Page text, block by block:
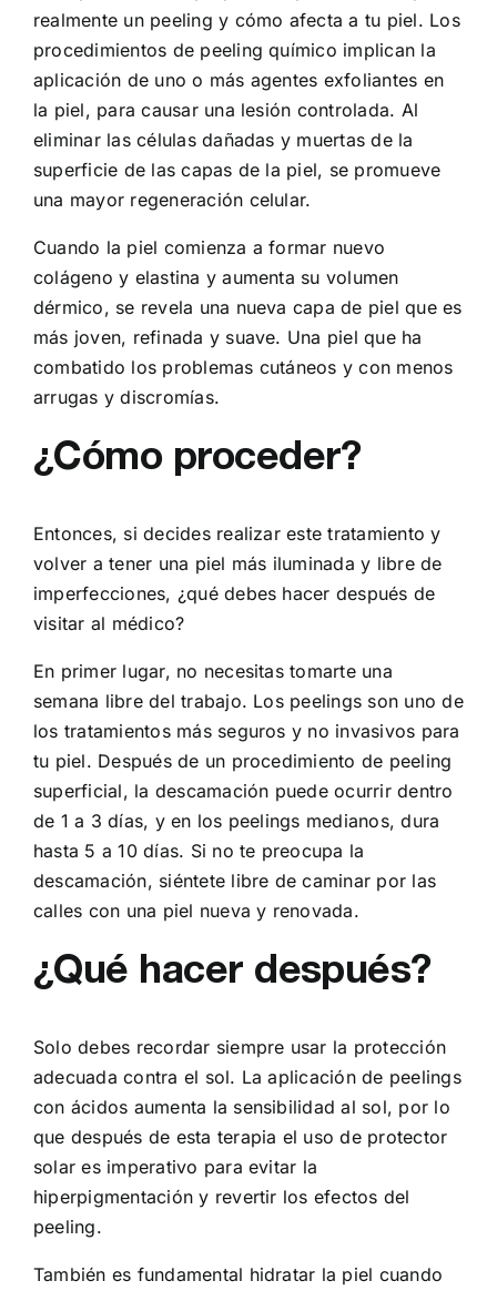
realmente un peeling y cómo afecta a tu piel. Los
procedimientos de peeling químico implican la
aplicación de uno o más agentes exfoliantes en
la piel, para causar una lesión controlada. Al
eliminar las células dañadas y muertas de la
superficie de las capas de la piel, se promueve
una mayor regeneración celular.
Cuando la piel comienza a formar nuevo
colágeno y elastina y aumenta su volumen
dérmico, se revela una nueva capa de piel que es
más joven, refinada y suave. Una piel que ha
combatido los problemas cutáneos y con menos
arrugas y discromías.
¿Cómo proceder?
Entonces, si decides realizar este tratamiento y
volver a tener una piel más iluminada y libre de
imperfecciones, ¿qué debes hacer después de
visitar al médico?
En primer lugar, no necesitas tomarte una
semana libre del trabajo. Los peelings son uno de
los tratamientos más seguros y no invasivos para
tu piel. Después de un procedimiento de peeling
superficial, la descamación puede ocurrir dentro
de 1 a 3 días, y en los peelings medianos, dura
hasta 5 a 10 días. Si no te preocupa la
descamación, siéntete libre de caminar por las
calles con una piel nueva y renovada.
¿Qué hacer después?
Solo debes recordar siempre usar la protección
adecuada contra el sol. La aplicación de peelings
con ácidos aumenta la sensibilidad al sol, por lo
que después de esta terapia el uso de protector
solar es imperativo para evitar la
hiperpigmentación y revertir los efectos del
peeling.
También es fundamental hidratar la piel cuando